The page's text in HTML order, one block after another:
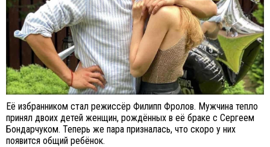
Её избранником стал режиссёр Филипп Фролов. Мужчина тепло
принял двоих детей женщин, рождённых в её браке с Сергеем
Бондарчуком. Теперь же пара призналась, что скоро у них
появится общий ребёнок.